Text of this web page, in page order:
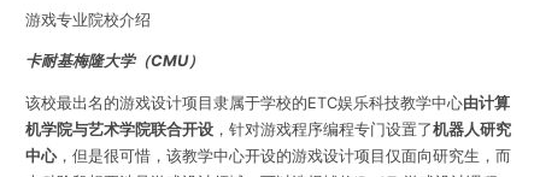
游戏专业院校介绍
卡耐基梅隆大学（CMU）
该校最出名的游戏设计项目隶属于学校的ETC娱乐科技教学中心由计算
机学院与艺术学院联合开设，针对游戏程序编程专门设置了机器人研究
中心， 但是很可惜，该教学中心开设的游戏设计项目仅面向研究生，而